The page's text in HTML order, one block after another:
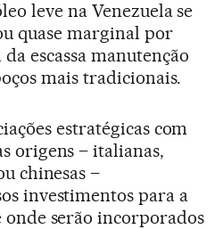
leve na Venezuela se
quase marginal por
da escassa manutenção
mais tradicionais.
estratégicas com
origens – italianas,
chinesas –
investimentos para a
serão incorporados